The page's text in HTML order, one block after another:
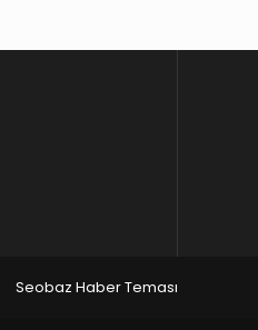
Seobaz Haber Teması